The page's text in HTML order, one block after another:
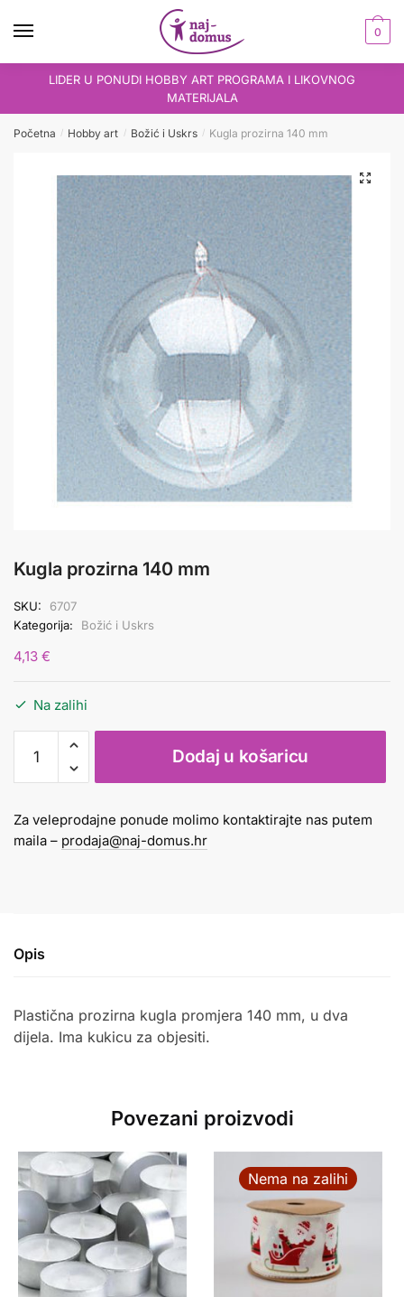
0
LIDER U PONUDI HOBBY ART PROGRAMA I LIKOVNOG
MATERIJALA
Početna / Hobby art / Božić i Uskrs / Kugla prozirna 140 mm
Kugla prozirna 140 mm
SKU:
6707
Kategorija:
Božić i Uskrs
4,13 €
Na zalihi
prozirna
140
količina
Dodaj u košaricu
Za veleprodajne ponude molimo kontaktirajte nas putem
maila – prodaja@naj-domus.hr
Opis
Plastična prozirna kugla promjera 140 mm, u dva
dijela. Ima kukicu za objesiti.
Povezani proizvodi
Nema na zalihi